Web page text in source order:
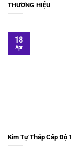
THƯƠNG HIỆU
Kim Tự Tháp Cấp Độ
18
Apr